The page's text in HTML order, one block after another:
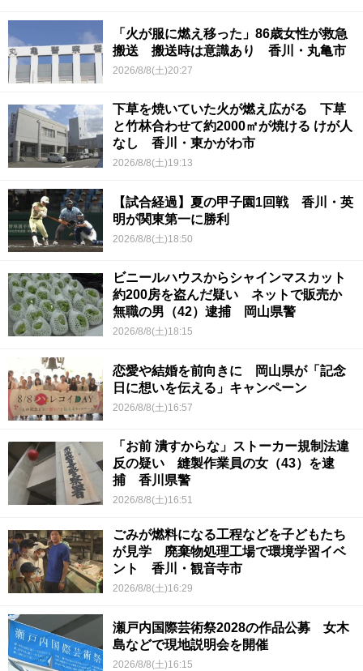
「火が服に燃え移った」86歳女性が救急
搬送 搬送時は意識あり 香川・丸亀市
2026/8/8(土)20:27
下草を焼いていた火が燃え広がる 下草
と竹林合わせて約2000㎡が焼ける けが人
なし 香川・東かがわ市
2026/8/8(土)19:13
【試合経過】夏の甲子園1回戦 香川・英
明が関東第一に勝利
2026/8/8(土)18:50
ビニールハウスからシャインマスカット
約200房を盗んだ疑い ネットで販売か
無職の男（42）逮捕 岡山県警
2026/8/8(土)18:15
恋愛や結婚を前向きに 岡山県が「記念
日に想いを伝える」キャンペーン
2026/8/8(土)16:57
「お前 潰すからな」ストーカー規制法違
反の疑い 縫製作業員の女（43）を逮
捕 香川県警
2026/8/8(土)16:51
ごみが燃料になる工程などを子どもたち
が見学 廃棄物処理工場で環境学習イベ
ント 香川・観音寺市
2026/8/8(土)16:29
瀬戸内国際芸術祭2028の作品公募 女木
島などで現地説明会を開催
2026/8/8(土)16:15